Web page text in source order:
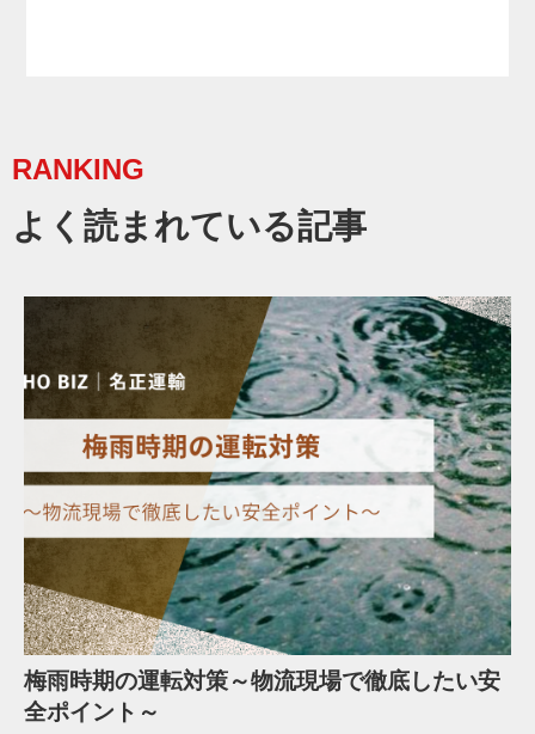
RANKING
よく読まれている記事
梅雨時期の運転対策～物流現場で徹底したい安
全ポイント～